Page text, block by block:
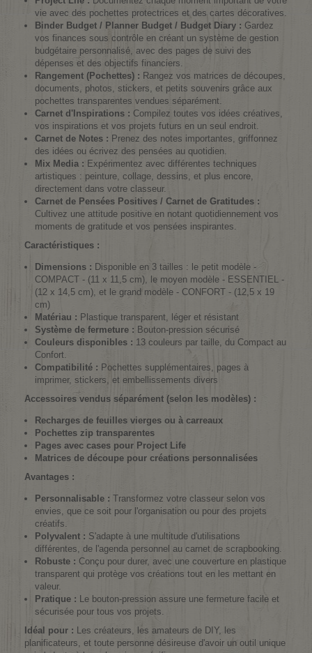
vie avec des pochettes protectrices et des cartes décoratives.
Binder Budget / Planner Budget / Budget Diary : Gardez
vos finances sous contrôle en créant un système de gestion
budgétaire personnalisé, avec des pages de suivi des
dépenses et des objectifs financiers.
Rangement (Pochettes) : Rangez vos matrices de découpes,
documents, photos, stickers, et petits souvenirs grâce aux
pochettes transparentes vendues séparément.
Carnet d'Inspirations : Compilez toutes vos idées créatives,
vos inspirations et vos projets futurs en un seul endroit.
Carnet de Notes : Prenez des notes importantes, griffonnez
des idées ou écrivez des pensées au quotidien.
Mix Media : Expérimentez avec différentes techniques
artistiques : peinture, collage, dessins, et plus encore,
directement dans votre classeur.
Carnet de Pensées Positives / Carnet de Gratitudes :
Cultivez une attitude positive en notant quotidiennement vos
moments de gratitude et vos pensées inspirantes.
Caractéristiques :
Dimensions : Disponible en 3 tailles : le petit modèle -
COMPACT - (11 x 11,5 cm), le moyen modèle - ESSENTIEL -
(12 x 14,5 cm), et le grand modèle - CONFORT - (12,5 x 19
cm)
Matériau : Plastique transparent, léger et résistant
Système de fermeture : Bouton-pression sécurisé
Couleurs disponibles : 13 couleurs par taille, du Compact au
Confort.
Compatibilité : Pochettes supplémentaires, pages à
imprimer, stickers, et embellissements divers
Accessoires vendus séparément (selon les modèles) :
Recharges de feuilles vierges ou à carreaux
Pochettes zip transparentes
Pages avec cases pour Project Life
Matrices de découpe pour créations personnalisées
Avantages :
Personnalisable : Transformez votre classeur selon vos
envies, que ce soit pour l'organisation ou pour des projets
créatifs.
Polyvalent : S'adapte à une multitude d'utilisations
différentes, de l'agenda personnel au carnet de scrapbooking.
Robuste : Conçu pour durer, avec une couverture en plastique
transparent qui protège vos créations tout en les mettant en
valeur.
Pratique : Le bouton-pression assure une fermeture facile et
sécurisée pour tous vos projets.
Idéal pour : Les créateurs, les amateurs de DIY, les
planificateurs, et toute personne désireuse d'avoir un outil unique